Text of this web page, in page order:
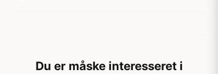
Du er måske interesseret i